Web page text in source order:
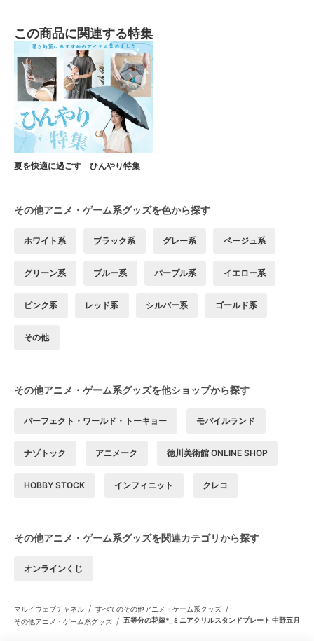
この商品に関連する特集
夏を快適に過ごす ひんやり特集
その他アニメ・ゲーム系グッズを色から探す
ホワイト系 ブラック系 グレー系 ベージュ系
グリーン系 ブルー系 パープル系 イエロー系
ピンク系 レッド系 シルバー系 ゴールド系
その他
その他アニメ・ゲーム系グッズを他ショップから探す
パーフェクト・ワールド・トーキョー モバイルランド
ナゾトック アニメーク 徳川美術館 ONLINE SHOP
HOBBY STOCK インフィニット クレコ
その他アニメ・ゲーム系グッズを関連カテゴリから探す
オンラインくじ
マルイウェブチャネル / すべてのその他アニメ・ゲーム系グッズ /
その他アニメ・ゲーム系グッズ / 五等分の花嫁*_ミニアクリルスタンドプレート 中野五月